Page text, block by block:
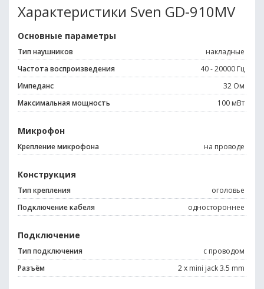
Характеристики Sven GD-910MV
Основные параметры
Тип наушников
накладные
Частота воспроизведения
40 - 20000 Гц
Импеданс
32 Ом
Максимальная мощность
100 мВт
Микрофон
Крепление микрофона на проводе
Конструкция
Тип крепления
оголовье
Подключение кабеля
одностороннее
Подключение
Тип подключения
с проводом
Разъём
2 x mini jack 3.5 mm